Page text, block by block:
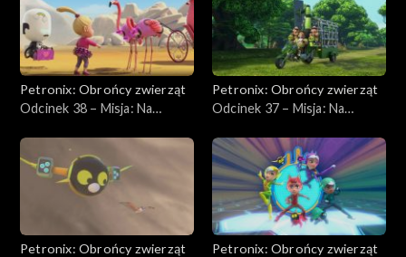
Petronix: Obrońcy zwierząt
Odcinek 38 – Misja: Na
flamingowi
Petronix: Obrońcy zwierząt
Odcinek 37 – Misja: Na
pawiowi
Petronix: Obrońcy zwierząt
Petronix: Obrońcy zwierząt